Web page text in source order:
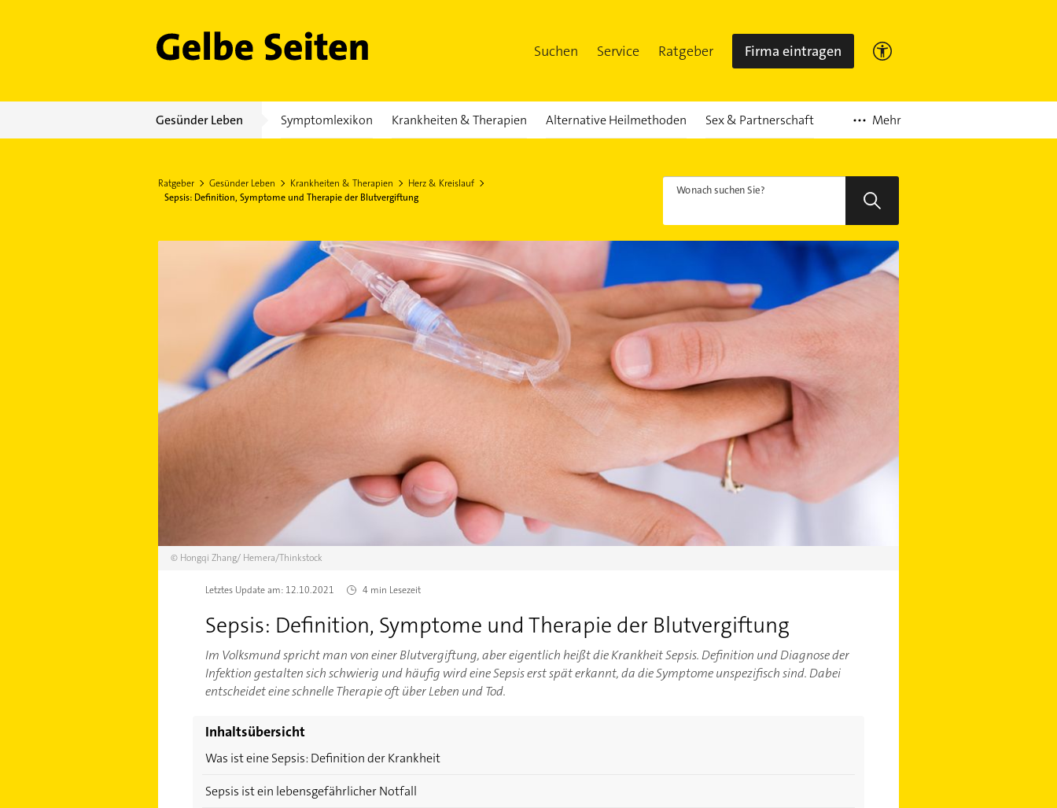
Gelbe Seiten Suchen Service Ratgeber Firma eintragen
Gesünder Leben Symptomlexikon Krankheiten & Therapien Alternative Heilmethoden Sex & Partnerschaft Mehr
Ratgeber Gesünder Leben Krankheiten & Therapien
Herz & Kreislauf
Sepsis: Definition, Symptome und Therapie der Blutvergiftung
Wonach suchen Sie?
© Hongqi Zhang/ Hemera/Thinkstock
Letztes Update am: 12.10.2021 4 min Lesezeit
Sepsis: Definition, Symptome und Therapie der Blutvergiftung
Im Volksmund spricht man von einer Blutvergiftung, aber eigentlich heißt die Krankheit Sepsis. Definition und Diagnose der
Infektion gestalten sich schwierig und häufig wird eine Sepsis erst spät erkannt, da die Symptome unspezifisch sind. Dabei
entscheidet eine schnelle Therapie oft über Leben und Tod.
Inhaltsübersicht
Was ist eine Sepsis: Definition der Krankheit
Sepsis ist ein lebensgefährlicher Notfall